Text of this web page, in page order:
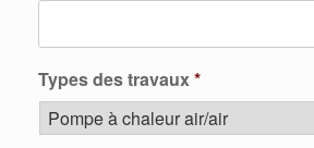
Types des travaux*